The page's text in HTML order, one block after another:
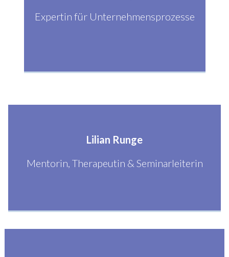
Expertin für Unternehmensprozesse
Lilian Runge
Mentorin, Therapeutin & Seminarleiterin